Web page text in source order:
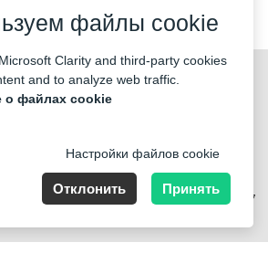
OÜ» Все права защищены
Kesklinna linnaosa, Pärnu mnt 139b, 11317
файлы cookie
Clarity and third-party cookies
and to analyze web traffic.
о файлах cookie
Настройки файлов cookie
Отклонить Принять